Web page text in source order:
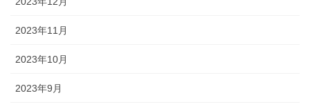
2023年11月
2023年10月
2023年9月